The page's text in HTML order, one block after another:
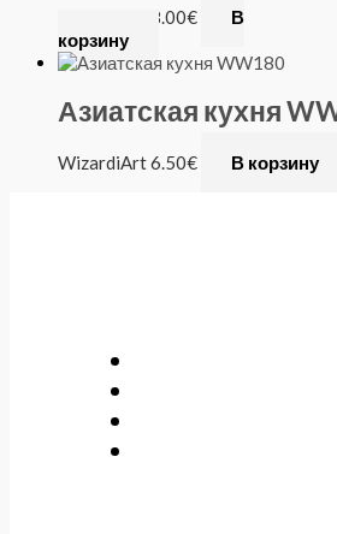
8.00€
В
корзину
Азиатская кухня
WizardiArt6.50€ В корзину